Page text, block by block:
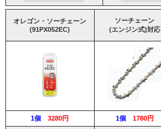
オレゴン・ソーチェーン
(91PX052EC)
ソーチェーン
(エンジン式)対応
1個 3280円 1個 1780円